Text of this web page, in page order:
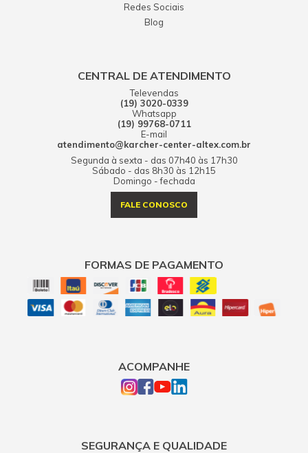
Redes Sociais
Blog
CENTRAL DE ATENDIMENTO
Televendas
(19) 3020-0339
Whatsapp
(19) 99768-0711
E-mail
atendimento@karcher-center-altex.com.br
Segunda à sexta - das 07h40 às 17h30
Sábado - das 8h30 às 12h15
Domingo - fechada
FALE CONOSCO
FORMAS DE PAGAMENTO
ACOMPANHE
SEGURANÇA E QUALIDADE